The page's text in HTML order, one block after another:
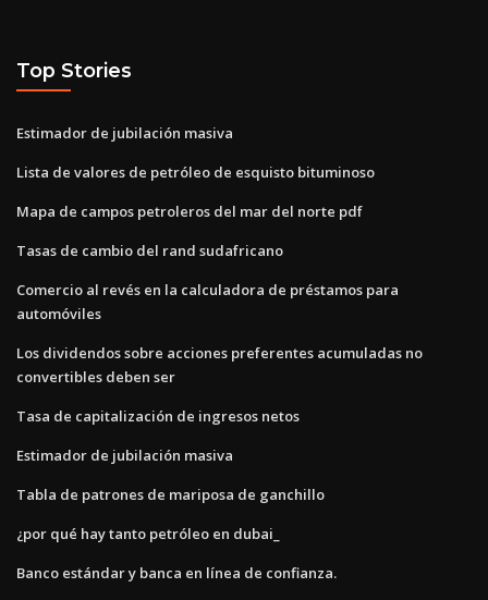
Top Stories
Estimador de jubilación masiva
Lista de valores de petróleo de esquisto bituminoso
Mapa de campos petroleros del mar del norte pdf
Tasas de cambio del rand sudafricano
Comercio al revés en la calculadora de préstamos para
automóviles
Los dividendos sobre acciones preferentes acumuladas no
convertibles deben ser
Tasa de capitalización de ingresos netos
Estimador de jubilación masiva
Tabla de patrones de mariposa de ganchillo
¿por qué hay tanto petróleo en dubai_
Banco estándar y banca en línea de confianza.